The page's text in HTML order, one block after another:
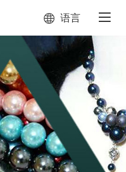
语言